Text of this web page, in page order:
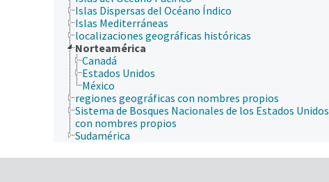
Islas Dispersas del Océano Índico
Islas Mediterráneas
localizaciones geográficas históricas
Norteamérica
Canadá
Estados Unidos
México
regiones geográficas con nombres propios
Sistema de Bosques Nacionales de los Estados Unidos
con nombres propios
Sudamérica